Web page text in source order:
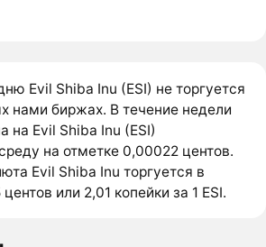
Evil Shiba Inu (ESI) не торгуется
нами биржах. В течение недели
на Evil Shiba Inu (ESI)
на отметке 0,00022 центов.
Evil Shiba Inu торгуется в
или 2,01 копейки за 1 ESI.